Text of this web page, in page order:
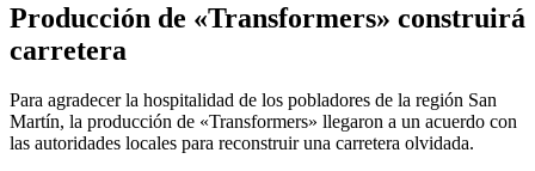
Producción de «Transformers» construirá
carretera
Para agradecer la hospitalidad de los pobladores de la región San
Martín, la producción de «Transformers» llegaron a un acuerdo con
las autoridades locales para reconstruir una carretera olvidada.